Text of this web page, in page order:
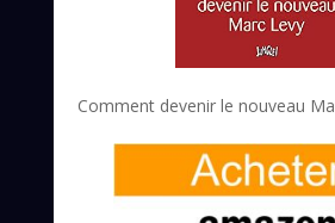
Comment devenir le nouveau